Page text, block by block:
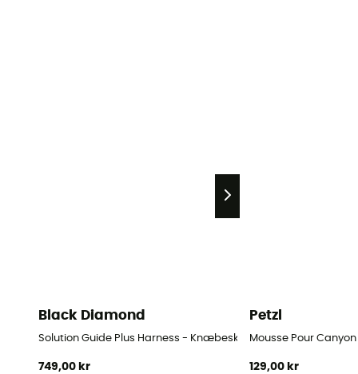
Black Diamond
Solution Guide Plus Harness - Knæbeskytter - Herrer
749,00 kr
Petzl
Mousse Pour
129,00 kr